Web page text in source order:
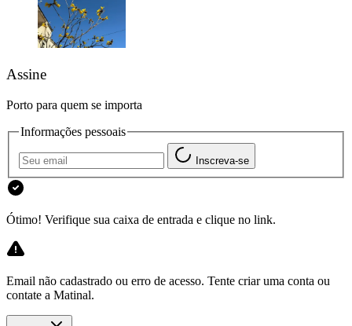
Assine
Porto para quem se importa
Informações pessoais
Inscreva-se
Ótimo! Verifique sua caixa de entrada e clique no link.
Email não cadastrado ou erro de acesso. Tente criar uma conta ou
contate a Matinal.